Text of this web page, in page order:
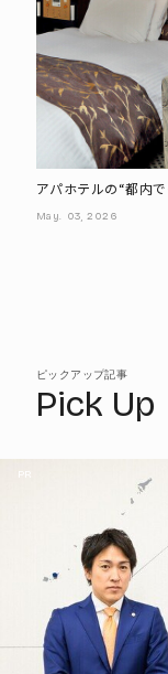
アパホテルの“都内
円の「ラグジュアリ
May. 03, 2026
ピックアップ記事
Pick Up
PR